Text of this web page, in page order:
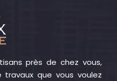
près de chez vous,
que vous voulez